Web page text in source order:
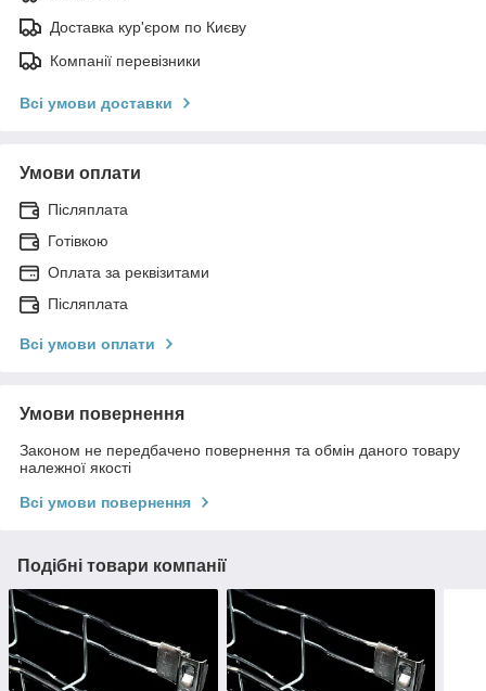
Доставка кур'єром по Києву
Компанії перевізники
Всі умови доставки
Умови оплати
Післяплата
Готівкою
Оплата за реквізитами
Післяплата
Всі умови оплати
Умови повернення
Законом не передбачено повернення та обмін даного товару
належної якості
Всі умови повернення
Подібні товари компанії